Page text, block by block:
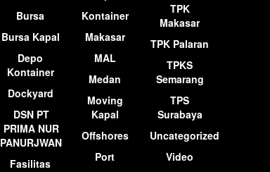
Bursa
Bursa Kapal
Depo
Kontainer
Dockyard
DSN PT
PRIMA NUR
PANURJWAN
Fasilitas
Kontainer
Makasar
MAL
Medan
Moving
Kapal
Offshores
Port
TPK
Makasar
TPK Palaran
TPKS
Semarang
TPS
Surabaya
Uncategorized
Video